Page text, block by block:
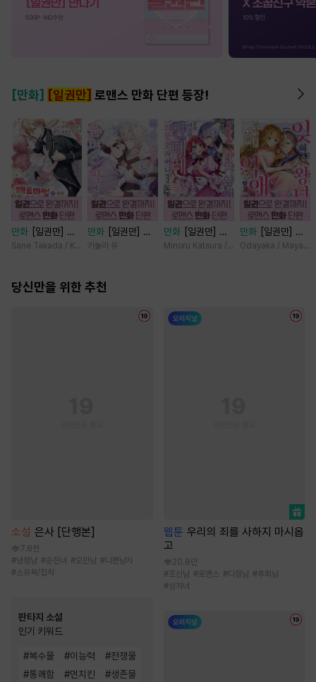
[만화] [일권만] 로맨스 만화 단편 등장!
만화
[일권만] 매
료 마법에 걸린 척
사랑꾼이 되었습니
Sane Takada / Koki Fuyutsuki
만화
[일권만] 죽
을 뻔한 늑대가 운
카놀라 유
만화
[일권만] 기
억상실 악역 영애
본]
Minoru Katsura / Mizune
만화
[일권만] 잊
혀진 왕녀지만 정
Odayaka / Maya
당신만을 위한 추천
소설 은사 [단행본]
7.8천
#냉정남 #순진녀 #오만남 #나쁜남자
#소유욕/집착
판타지 소설
인기 키워드
#복수물 #이능력 #전쟁물
#통쾌함 #먼치킨 #생존물
웹툰 우리의 죄를 사하지 마시옵
고
20.8만
#조신남 #로맨스 #다정남 #후회남
#상처녀